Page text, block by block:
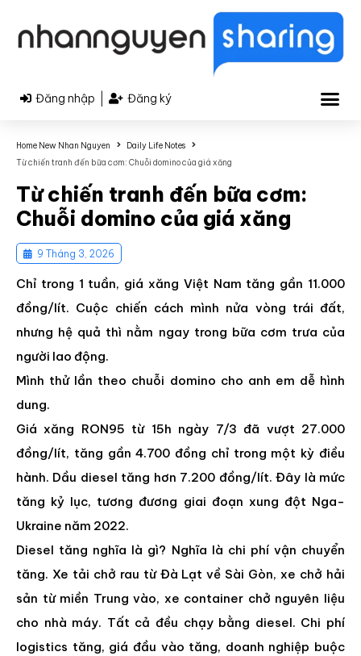
Đăng nhập Đăng ký
Home New Nhan Nguyen
Daily Life Notes
Từ chiến tranh đến bữa cơm: Chuỗi domino của giá xăng
Từ chiến tranh đến bữa cơm:
Chuỗi domino của giá xăng
9 Tháng 3, 2026
Chỉ trong 1 tuần, giá xăng Việt Nam tăng gần 11.000
đồng/lít. Cuộc chiến cách mình nửa vòng trái đất,
nhưng hệ quả thì nằm ngay trong bữa cơm trưa của
người lao động.
Mình thử lần theo chuỗi domino cho anh em dễ hình
dung.
Giá xăng RON95 từ 15h ngày 7/3 đã vượt 27.000
đồng/lít, tăng gần 4.700 đồng chỉ trong một kỳ điều
hành. Dầu diesel tăng hơn 7.200 đồng/lít. Đây là mức
tăng kỷ lục, tương đương giai đoạn xung đột Nga-
Ukraine năm 2022.
Diesel tăng nghĩa là gì? Nghĩa là chi phí vận chuyển
tăng. Xe tải chở rau từ Đà Lạt về Sài Gòn, xe chở hải
sản từ miền Trung vào, xe container chở nguyên liệu
cho nhà máy. Tất cả đều chạy bằng diesel. Chi phí
logistics tăng, giá đầu vào tăng, doanh nghiệp buộc